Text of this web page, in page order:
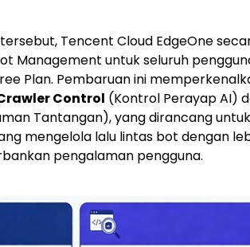
Tencent Cloud EdgeOne
Management untuk seluruh
Plan. Pembaruan ini
Control (Kontrol Perayap AI)
Tantangan), yang dirancang
mengelola lalu lintas bot dengan
pengalaman pengguna.